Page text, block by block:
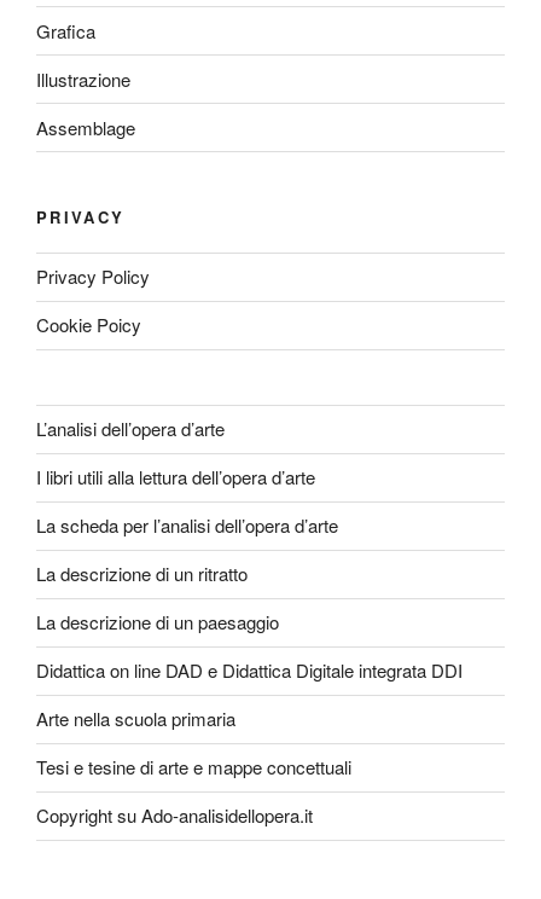
Grafica
Illustrazione
Assemblage
PRIVACY
Privacy Policy
Cookie Poicy
L’analisi dell’opera d’arte
I libri utili alla lettura dell’opera d’arte
La scheda per l’analisi dell’opera d’arte
La descrizione di un ritratto
La descrizione di un paesaggio
Didattica on line DAD e Didattica Digitale integrata DDI
Arte nella scuola primaria
Tesi e tesine di arte e mappe concettuali
Copyright su Ado-analisidellopera.it